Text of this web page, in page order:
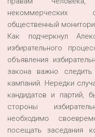
некоммерческих
общественный
Как подчеркнул
избирательного
объявления
закона важно
кампаний. Нередки
кандидатов и партий,
стороны
необходимо
посещать заседания